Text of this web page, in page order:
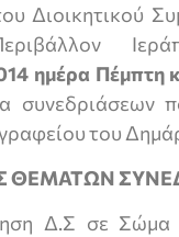
Διοικητικού
ημέρα Πέμπτη
συνεδριάσεων
του
ΘΕΜΑΤΩΝ
Δ.Σ σε Σώμα